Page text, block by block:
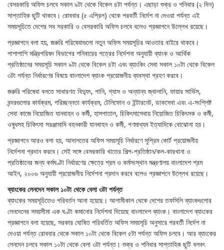
বেসরকারি অফিস চলবে সকাল ৯টা থেকে বিকেল ৪টা পর্যন্ত। এছাড়া শুক্র ও শনিবার (২ দিন)
সাপ্তাহিক ছুটি থাকবে। রোববার (৫ এপ্রিল) থেকে পরবর্তী নির্দেশ না দেওয়া পর্যন্ত এই
সময়সূচিতে দেশের সব সরকারি ও বেসরকারি অফিস চলবে বলেও প্রজ্ঞাপনে উল্লেখ রয়েছে।
প্রজ্ঞাপনে বলা হয়, জরুরি পরিষেবাগুলো নতুন অফিস সময়সূচির আওতার বাইরে থাকবে।
পাশাপাশি মন্ত্রিপরিষদ বিভাগের শনিবারের পত্রের নির্দেশনা অনুযায়ী ব্যাংক ও আর্থিক
প্রতিষ্ঠানের সময়সূচি সকাল ৯টা থেকে বিকেল ৪টা এবং ব্যাংকিং সেবা সকাল ১০টা থেকে বিকেল
৩টা পর্যন্ত নির্ধারণের বিষয়ে বাংলাদেশ ব্যাংক প্রয়োজনীয় ব্যবস্থা গ্রহণ করবে।
জরুরি পরিষেবা বলতে সাধারণত বিদ্যুৎ, পানি, গ্যাস ও অন্যান্য জ্বালানি, ফায়ার সার্ভিস,
বন্দরগুলোর কার্যক্রম, পরিচ্ছন্নতা কার্যক্রম, টেলিফোন ও ইন্টারনেট, ডাকসেবা এবং এ-সংশ্লিষ্ট
সেবা কাজে নিয়োজিত যানবাহন ও কর্মী, হাসপাতাল, চিকিৎসাসেবায় নিয়োজিত চিকিৎসক ও কর্মী,
ওষুধসহ চিকিৎসা সরঞ্জামাদি বহনকারী যানবাহন ও কর্মী, গণমাধ্যম ইত্যাদিকে বোঝোনা হয়।
প্রজ্ঞাপনে আরও বলা হয়, আদালতের অফিস সময়সূচি নির্ধারণে সুপ্রিম কোর্ট প্রয়োজনীয়
নির্দেশনা প্রদান করবে। সেই সঙ্গে বেসরকারি খাতের শিল্প-প্রতিষ্ঠান/কল-কারখানা ও
প্রতিষ্ঠানের জন্য কর্মঘণ্টা নির্ধারণের ক্ষেত্রে শ্রম ও কর্মসংস্থান মন্ত্রণালয় বাংলাদেশ শ্রম
আইন, ২০০৬ অনুযায়ী প্রয়োজনীয় নির্দেশনা প্রদান করবে বলেও প্রজ্ঞাপনে উল্লেখ রয়েছে।
ব্যাংকের লেনদেন সকাল ১০টা থেকে বেলা ৩টা পর্যন্ত
ব্যাংকের সময়সূচিতেও পরিবর্তন আনা হয়েছে। আগামীকাল থেকে দেশের তফসিলি ব্যাংকগুলোর
লেনদেনের সময়সীমা এক ঘণ্টা কমানোর নির্দেশনা দিয়েছে বাংলাদেশ ব্যাংক। বাংলাদেশ ব্যাংকের
প্রজ্ঞাপনে বলা হয়েছে, সরকার ঘোষিত পরিবর্তিত অফিস সময়সূচি অনুসারে পরবর্তী নির্দেশ না
দেওয়া পর্যন্ত রোববার থেকে সকাল ১০টা থেকে বিকেল ৫টা পর্যন্ত অফিস চলবে। আর ব্যাংকের
লেনদেন চলবে সকাল ১০টা থেকে বেলা ৩টা পর্যন্ত। শুক্র ও শনিবার সাপ্তাহিক ছুটি বলবৎ